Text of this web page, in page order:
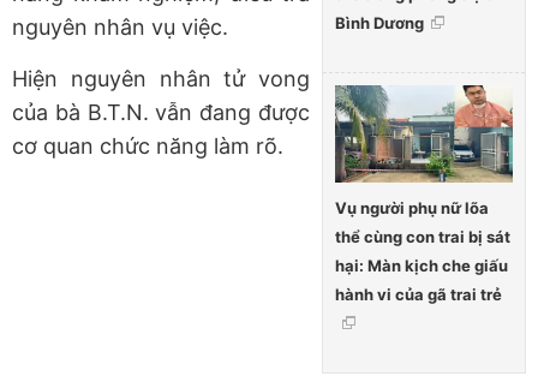
Bình Dương
Vụ người phụ nữ lõa
thể cùng con trai bị sát
hại: Màn kịch che giấu
hành vi của gã trai trẻ
nguyên nhân vụ việc.
Hiện nguyên nhân tử vong
của bà B.T.N. vẫn đang được
cơ quan chức năng làm rõ.